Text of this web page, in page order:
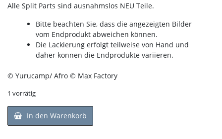
Alle Split Parts sind ausnahmslos NEU Teile.
Bitte beachten Sie, dass die angezeigten Bilder
vom Endprodukt abweichen können.
Die Lackierung erfolgt teilweise von Hand und
daher können die Endprodukte variieren.
© Yurucamp/ Afro © Max Factory
1 vorrätig
In den Warenkorb